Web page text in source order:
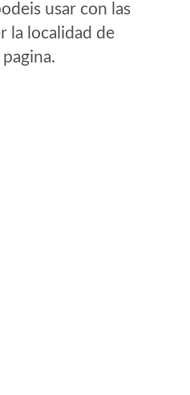
usar con las
la localidad de